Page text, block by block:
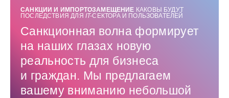
САНКЦИИ И ИМПОРТОЗАМЕЩЕНИЕ КАКОВЫ БУДУТ
ПОСЛЕДСТВИЯ ДЛЯ IT-СЕКТОРА И ПОЛЬЗОВАТЕЛЕЙ
Санкционная волна формирует
на наших глазах новую
реальность для бизнеса
и граждан. Мы предлагаем
вашему вниманию небольшой